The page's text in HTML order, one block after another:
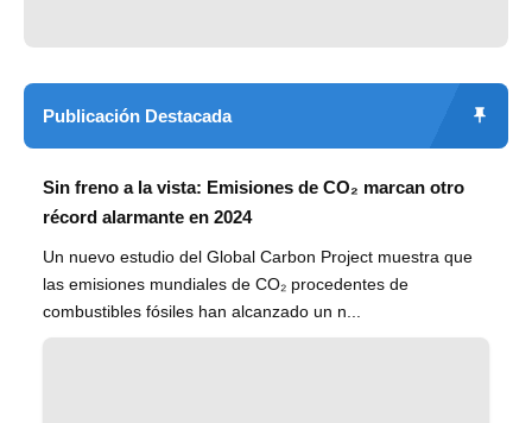
Publicación Destacada
Sin freno a la vista: Emisiones de CO₂ marcan otro
récord alarmante en 2024
Un nuevo estudio del Global Carbon Project muestra que
las emisiones mundiales de CO₂ procedentes de
combustibles fósiles han alcanzado un n...